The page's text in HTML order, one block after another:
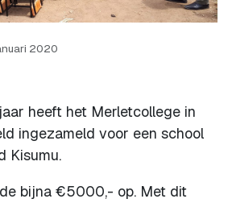
2020
heeft het Merletcollege in
ingezameld voor een school
Kisumu.
bijna €5000,- op. Met dit